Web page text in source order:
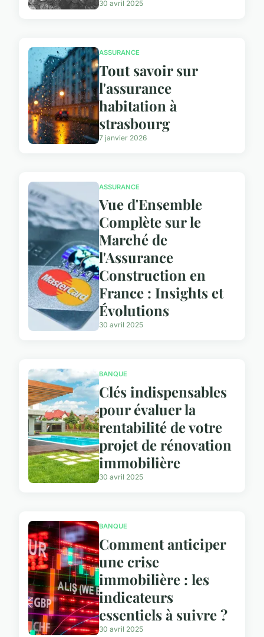
30 avril 2025
ASSURANCE
Tout savoir sur
l'assurance
habitation à
strasbourg
7 janvier 2026
ASSURANCE
Vue d'Ensemble
Complète sur le
Marché de
l'Assurance
Construction en
France : Insights et
Évolutions
30 avril 2025
BANQUE
Clés indispensables
pour évaluer la
rentabilité de votre
projet de rénovation
immobilière
30 avril 2025
BANQUE
Comment anticiper
une crise
immobilière : les
indicateurs
essentiels à suivre ?
30 avril 2025